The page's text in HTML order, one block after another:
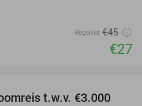
Regulier €45
€27
t.w.v. €3.000